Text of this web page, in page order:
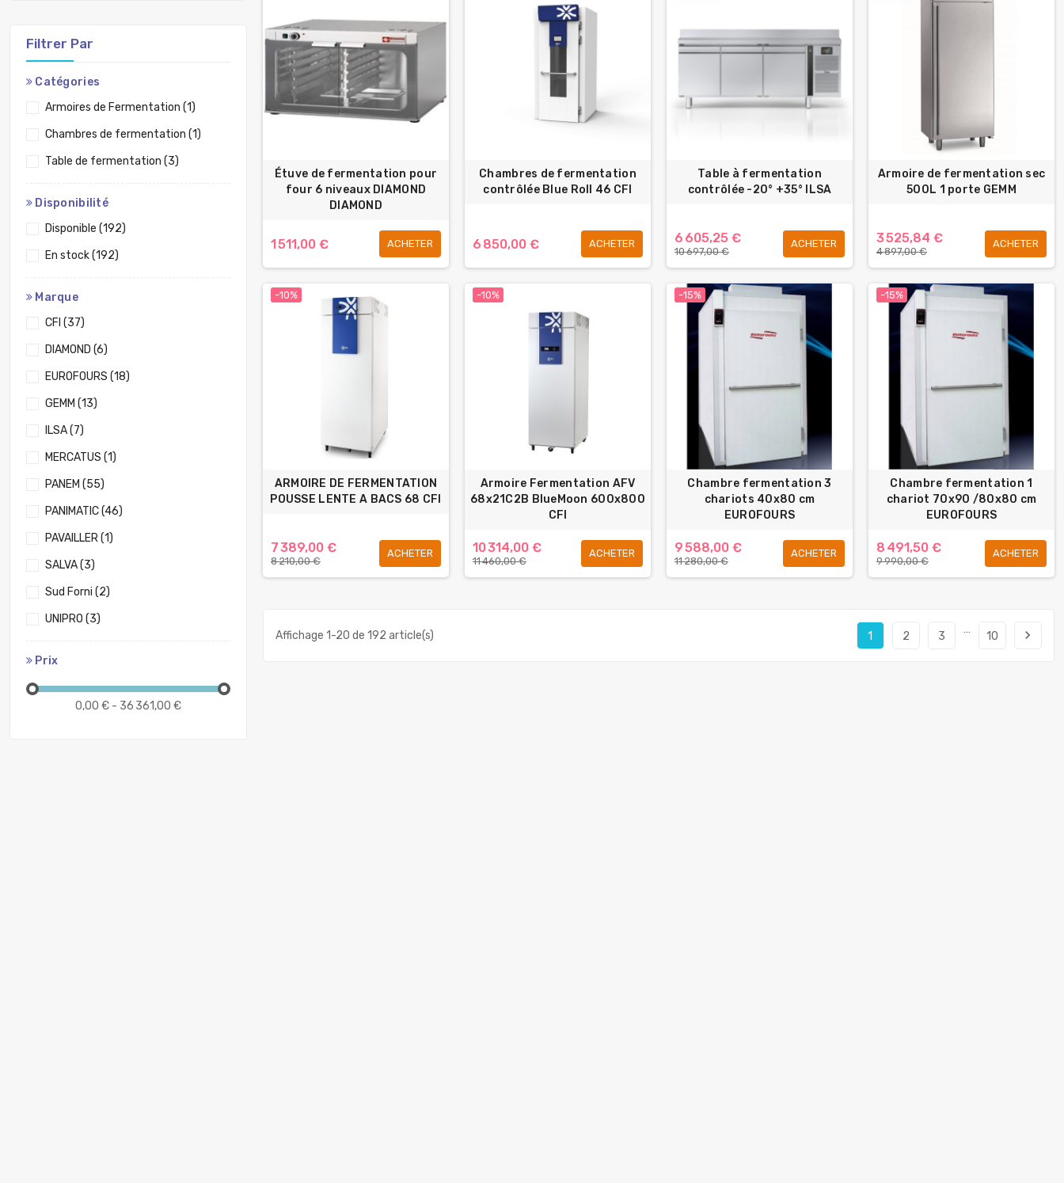
Filtrer Par
Catégories
Armoires de Fermentation (1)
Chambres de fermentation (1)
Table de fermentation (3)
Disponibilité
Disponible (192)
En stock(192)
Marque
CFI (37)
DIAMOND (6)
EUROFOURS (18)
GEMM (13)
ILSA(7)
MERCATUS (1)
PANEM (55)
PANIMATIC(46)
PAVAILLER(1)
SALVA(3)
Sud Forni (2)
UNIPRO (3)
Prix
0,00 € - 36 361,00 €
Étuve de fermentation pour
four 6 niveaux DIAMOND
DIAMOND
1 511,00 € ACHETER
Chambres de fermentation
contrôlée Blue Roll 46 CFI
6 850,00 € ACHETER
Table à fermentation
contrôlée -20° +35° ILSA
6 605,25 €
10 697,00 €
ACHETER
Armoire de fermentation sec
500L 1 porte GEMM
3 525,84 €
4 897,00 €
ACHETER
-10%
ARMOIRE DE FERMENTATION
POUSSE LENTE A BACS 68 CFI
7 389,00 €
8 210,00 €
ACHETER
-10%
Armoire Fermentation AFV
68x21C2B BlueMoon 600x800
CFI
10 314,00 €
11 460,00 €
ACHETER
-15%
Chambre fermentation 3
chariots 40x80 cm
EUROFOURS
9 588,00 €
11 280,00 €
ACHETER
-15%
Chambre fermentation 1
chariot 70x90 /80x80 cm
EUROFOURS
8 491,50 €
9 990,00 €
ACHETER
Affichage 1-20 de 192 article(s) 1 2 3
…
10 navigate_next